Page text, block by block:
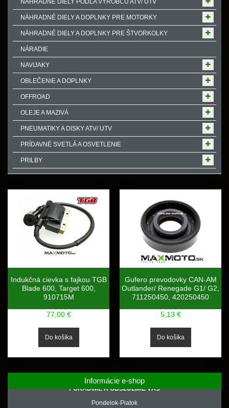
NÁHRADNÉ DIELY PODĽA VÝROBCU ATV/ UTV
NÁHRADNÉ DIELY A DOPLNKY PRE MOTORKY
NÁHRADNÉ DIELY A DOPLNKY PRE ŠTVORKOLKY
NÁRADIE
NAVIJAKY
OBLEČENIE A DOPLNKY
OFFROAD
OLEJE A MAZIVÁ
PNEUMATIKY A DISKY ATV/ UTV
PRÍDAVNÉ SVETLÁ A OSVETLENIE
PRILBY
Indukčná cievka s fajkou TGB
Blade 600, Target 600,
910715M
77,00 €
Gufero prevodovky CAN-AM
Outlander/ Renegade G1/ G2,
711250450, 420250450
5,13 €
Informácie e-shop
PORADÍME A OBSLÚŽIME VÁS
Pondelok-Piatok